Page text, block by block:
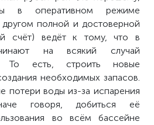
в оперативном режиме
полной и достоверной
счёт) ведёт к тому, что в
на всякий случай
То есть, строить новые
необходимых запасов.
потери воды из-за испарения
говоря, добиться её
во всём бассейне